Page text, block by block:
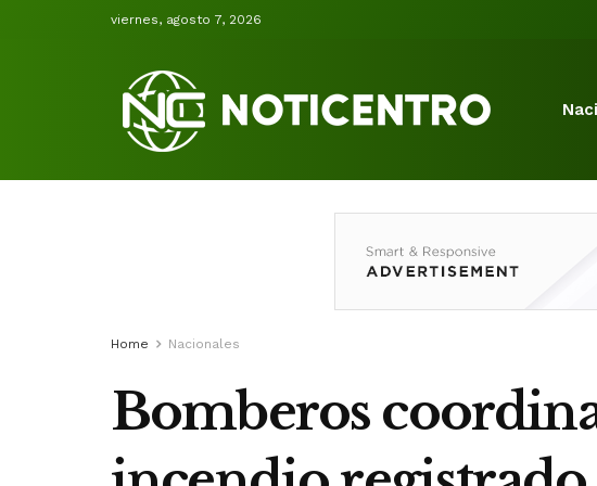
viernes, agosto 7, 2026
Home Nacionales
Bomberos